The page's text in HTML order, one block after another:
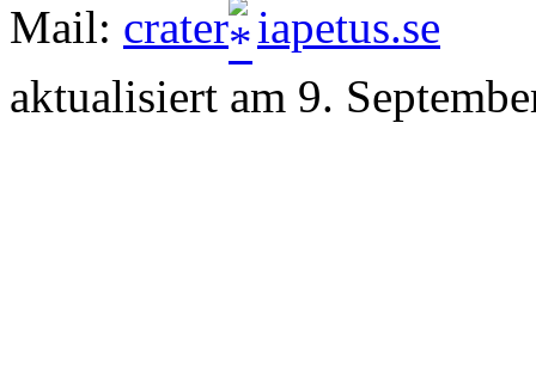
Mail: crater iapetus.se
aktualisiert am 9.